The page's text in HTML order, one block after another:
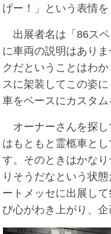
げー！」という表情を
出展者名は「86スペ
に車両の説明はあり
クだということはわ
スに架装してこの姿
車をベースにカスタム
オーナーさんを探し
はもともと霊柩車と
す。そのときはかな
りそうだなという状
ートメッセに出展し
び心がわき上がり、企